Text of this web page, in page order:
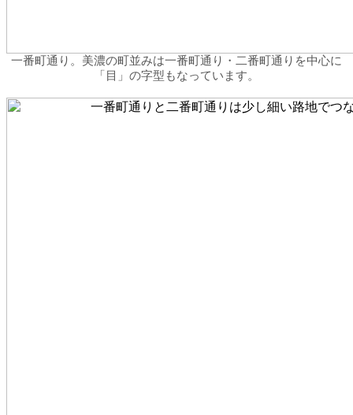
一番町通り。美濃の町並みは一番町通り・二番町通りを中心に
「目」の字型もなっています。